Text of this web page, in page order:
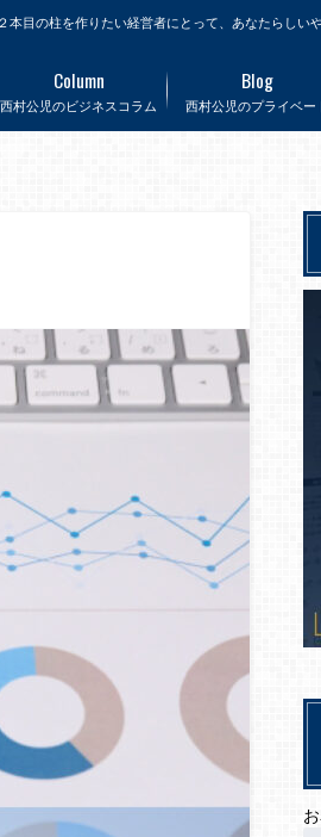
目の柱を作りたい経営者にとって、あなたらし
西村公児のビジネスコラム
Column
西村公児のプライベー
Blog